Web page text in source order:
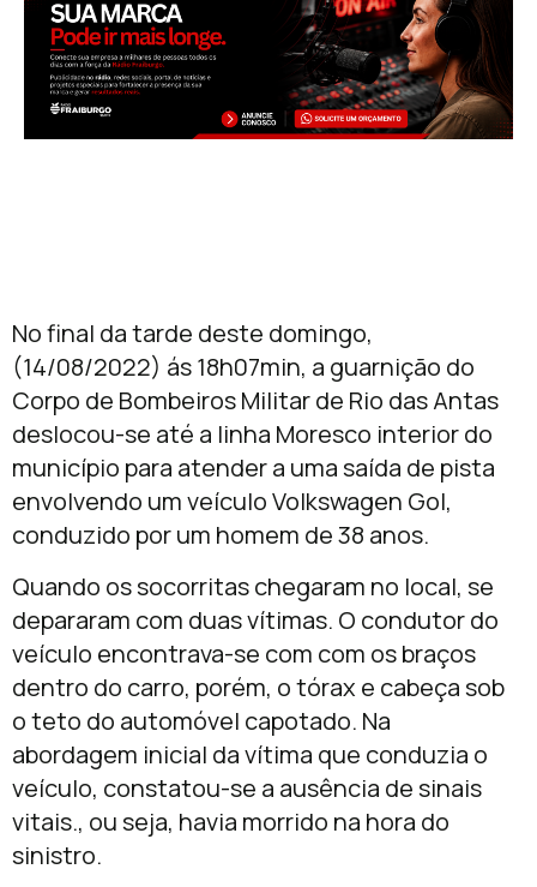
No final da tarde deste domingo,
(14/08/2022) ás 18h07min, a guarnição do
Corpo de Bombeiros Militar de Rio das Antas
deslocou-se até a linha Moresco interior do
município para atender a uma saída de pista
envolvendo um veículo Volkswagen Gol,
conduzido por um homem de 38 anos.
Quando os socorritas chegaram no local, se
depararam com duas vítimas. O condutor do
veículo encontrava-se com com os braços
dentro do carro, porém, o tórax e cabeça sob
o teto do automóvel capotado. Na
abordagem inicial da vítima que conduzia o
veículo, constatou-se a ausência de sinais
vitais., ou seja, havia morrido na hora do
sinistro.